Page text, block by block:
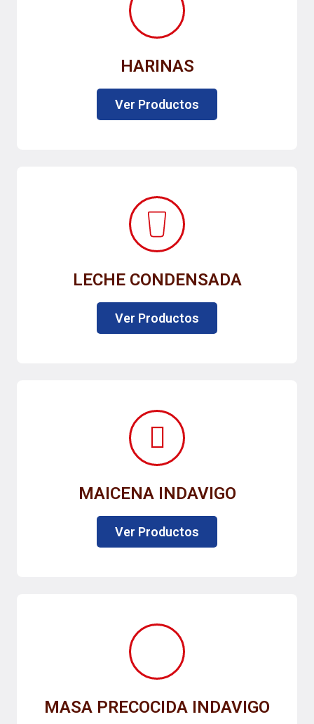
HARINAS
Ver Productos
LECHE CONDENSADA
Ver Productos
MAICENA INDAVIGO
Ver Productos
MASA PRECOCIDA INDAVIGO